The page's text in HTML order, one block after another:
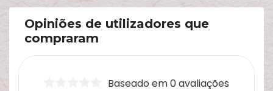
Opiniões de utilizadores que
compraram
Baseado em 0 avaliações